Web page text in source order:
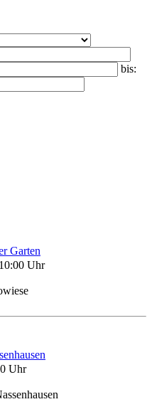
bis:
Garten
Uhr
Uhr